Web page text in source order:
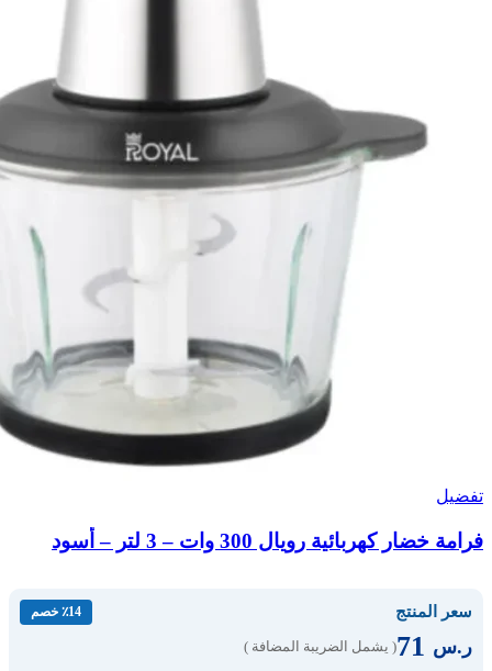
تفضيل
فرامة خضار كهربائية رويال 300 وات – 3 لتر – أسود
سعر المنتج ٪14 خصم
ر.س ( يشمل الضريبة المضافة )